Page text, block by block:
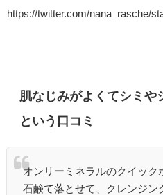
https://twitter.com/nana_rasche/
肌なじみがよくてシミや
という口コミ
オンリーミネラルのクイック
石鹸て落とせて、クレンジン